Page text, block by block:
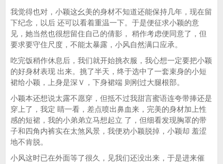
我觉得也对，小颖这幺美的身材不知道还能保持几年，现在留
下纪念，以后 还可以看着重温一下。于是便征求小颖的意
见，她当然也很想留住自己的倩影， 稍作考虑便同意了，但
要求要守住尺度，不能太暴露，小风自然满口应承。
吃完饭稍作休息后，我们就开始挑衣服，我心想一定要把小颖
的好身材表现 出来。挑了半天，终于选中了一套束身的小短
裙给小颖，上身是深Ｖ，下身裙端 则刚过大腿根部。
小颖本还想说太露不愿穿，但抵不过我甜言蜜语连夸带捧还是
穿上了，我定 睛一看，差点喷出鼻血来，完美的身材加上性
感的短裙，我的小弟弟立马想起立 了，但细看发现胸罩的带
子和四角内裤实在太煞风景，我便劝小颖脱掉，小颖却 羞涩
地不肯脱。
小风这时已在外面等了很久，见我们还没出来，于是进来催